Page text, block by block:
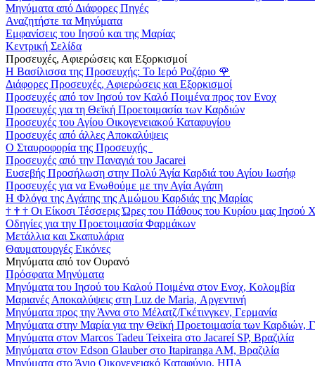
Μηνύματα από Διάφορες Πηγές
Αναζητήστε τα Μηνύματα
Εμφανίσεις του Ιησού και της Μαρίας
Κεντρική Σελίδα
Προσευχές, Αφιερώσεις και Εξορκισμοί
Η Βασίλισσα της Προσευχής: Το Ιερό Ροζάριο 🌹
Διάφορες Προσευχές, Αφιερώσεις και Εξορκισμοί
Προσευχές από τον Ιησού τον Καλό Ποιμένα προς τον Ενοχ
Προσευχές για τη Θεϊκή Προετοιμασία των Καρδιών
Προσευχές του Αγίου Οικογενειακού Καταφυγίου
Προσευχές από άλλες Αποκαλύψεις
Ο Σταυροφορία της Προσευχής
Προσευχές από την Παναγιά του Jacarei
Ευσεβής Προσήλωση στην Πολύ Άγία Καρδιά του Αγίου Ιωσήφ
Προσευχές για να Ενωθούμε με την Αγία Αγάπη
Η Φλόγα της Αγάπης της Αμώμου Καρδιάς της Μαρίας
† † † Οι Είκοσι Τέσσερις Ώρες του Πάθους του Κυρίου μας Ιησού
Οδηγίες για την Προετοιμασία Φαρμάκων
Μετάλλια και Σκαπυλάρια
Θαυματουργές Εικόνες
Μηνύματα από τον Ουρανό
Πρόσφατα Μηνύματα
Μηνύματα του Ιησού του Καλού Ποιμένα στον Ενοχ, Κολομβία
Μαριανές Αποκαλύψεις στη Luz de Maria, Αργεντινή
Μηνύματα προς την Άννα στο Μέλατζ/Γκέτινγκεν, Γερμανία
Μηνύματα στην Μαρία για την Θεϊκή Προετοιμασία των Καρδιών,
Μηνύματα στον Marcos Tadeu Teixeira στο Jacareí SP, Βραζιλία
Μηνύματα στον Edson Glauber στο Itapiranga AM, Βραζιλία
Μηνύματα στο Άγιο Οικογενειακό Καταφύγιο, ΗΠΑ